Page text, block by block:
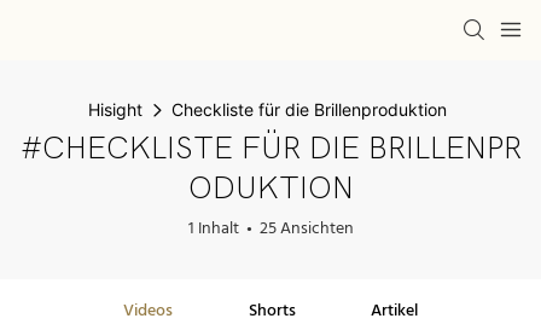
Hisight Checkliste für die Brillenproduktion
#CHECKLISTE FÜR DIE BRILLENPR
ODUKTION
1 Inhalt 25 Ansichten
Videos Shorts Artikel